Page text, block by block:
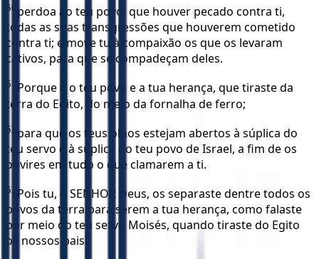
50 perdoa ao teu povo, que houver pecado contra ti,
todas as suas transgressões que houverem cometido
contra ti; e move tu à compaixão os que os levaram
cativos, para que se compadeçam deles.
51
Porque é o teu povo e a tua herança, que tiraste da
terra do Egito, do meio da fornalha de ferro;
52 para que os teus olhos estejam abertos à súplica do
teu servo e à súplica do teu povo de Israel, a fim de os
ouvires em tudo o que clamarem a ti.
53 Pois tu, ó SENHOR Deus, os separaste dentre todos os
povos da terra para serem a tua herança, como falaste
por meio do teu servo Moisés, quando tiraste do Egito
os nossos pais.